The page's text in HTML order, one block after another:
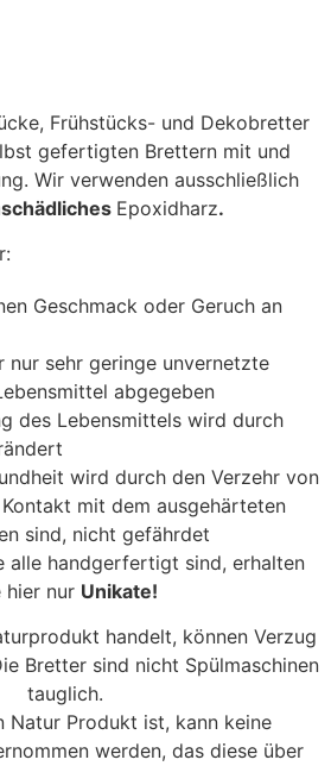
Frühstücks- und Dekobretter
gefertigten Brettern mit und
Wir verwenden ausschließlich
Epoxidharz.
Geschmack oder Geruch an
nur sehr geringe unvernetzte
abgegeben
des Lebensmittels wird durch
wird durch den Verzehr von
mit dem ausgehärteten
sind, nicht gefährdet
alle handgerfertigt sind, erhalten
hier nur Unikate!
handelt, können Verzug
Bretter sind nicht Spülmaschinen
tauglich.
Natur Produkt ist, kann keine
werden, das diese über